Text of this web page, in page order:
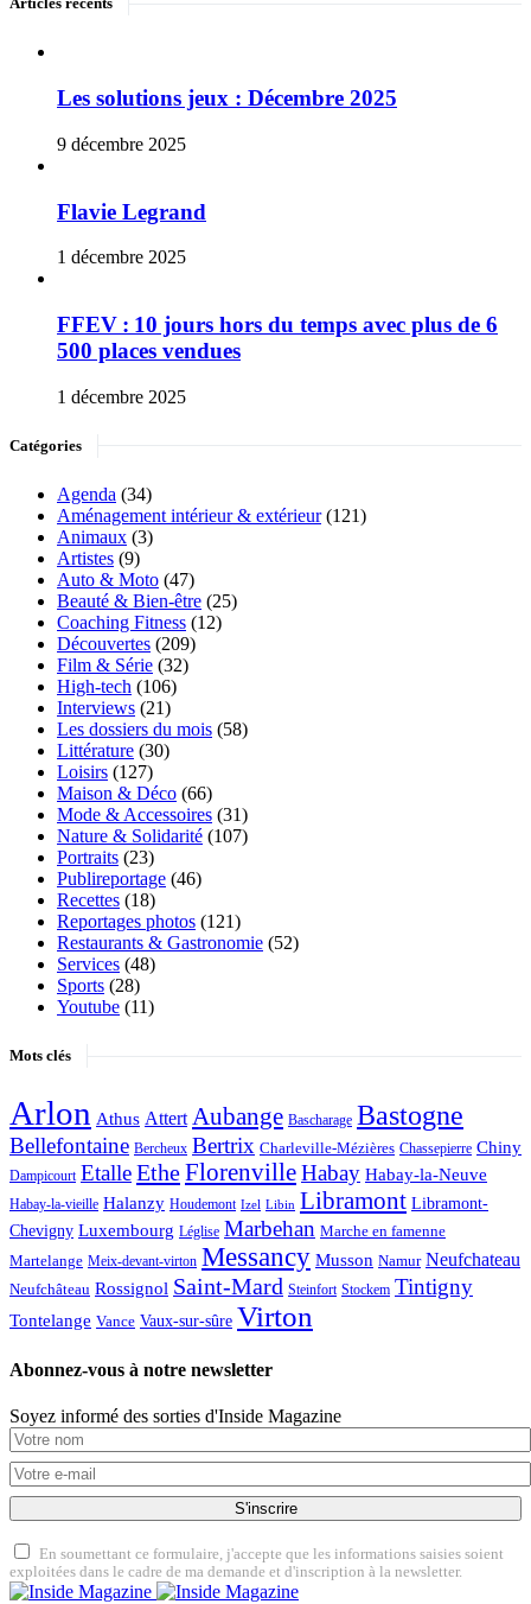
Les solutions jeux : Décembre 2025
9 décembre 2025
Flavie Legrand
1 décembre 2025
FFEV : 10 jours hors du temps avec plus de 6
500 places vendues
1 décembre 2025
Catégories
Agenda (34)
Aménagement intérieur & extérieur(121)
Animaux (3)
Artistes (9)
Auto & Moto (47)
Beauté & Bien-être (25)
Coaching Fitness (12)
Découvertes (209)
Film & Série (32)
High-tech (106)
Interviews (21)
Les dossiers du mois (58)
Littérature (30)
Loisirs (127)
Maison & Déco (66)
Mode & Accessoires (31)
Nature & Solidarité (107)
Portraits (23)
Publireportage (46)
Recettes (18)
Reportages photos (121)
Restaurants & Gastronomie (52)
Services (48)
Sports (28)
Youtube (11)
Mots clés
Arlon Athus Attert Aubange Bascharage Bastogne
Bellefontaine Bercheux Bertrix Charleville-Mézières Chassepierre Chiny
Dampicourt EtalleEtheFlorenvilleHabay Habay-la-Neuve
Habay-la-vieille Halanzy Houdemont Izel Libin Libramont Libramont-
Chevigny Luxembourg Léglise Marbehan Marche en famenne
Martelange Meix-devant-virton Messancy Musson Namur Neufchateau
Neufchâteau Rossignol Saint-Mard Steinfort Stockem Tintigny
Tontelange Vance Vaux-sur-sûre Virton
Abonnez-vous à notre newsletter
Soyez informé des sorties d'Inside Magazine
S'inscrire
En soumettant ce formulaire, j'accepte que les informations saisies soient
exploitées dans le cadre de ma demande et d'inscription à la newsletter.